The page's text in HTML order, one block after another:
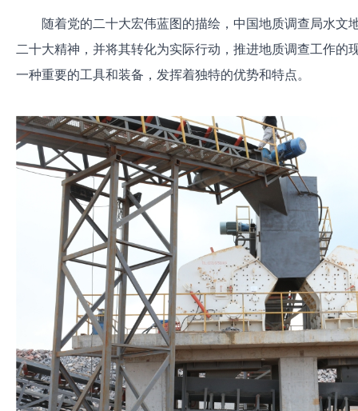
随着党的二十大宏伟蓝图的描绘，中国地质调查局水文
二十大精神，并将其转化为实际行动，推进地质调查工作的
一种重要的工具和装备，发挥着独特的优势和特点。